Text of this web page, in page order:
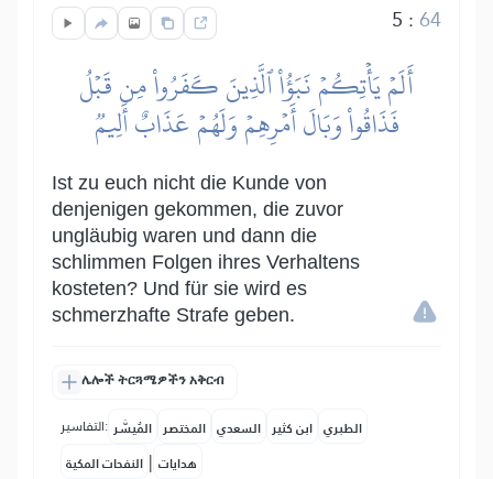
5 :64
أَلَمۡ يَأۡتِكُمۡ نَبَؤُاْ ٱلَّذِينَ كَفَرُواْ مِن قَبۡلُ
فَذَاقُواْ وَبَالَ أَمۡرِهِمۡ وَلَهُمۡ عَذَابٌ أَلِيمٞ
Ist zu euch nicht die Kunde von
denjenigen gekommen, die zuvor
ungläubig waren und dann die
schlimmen Folgen ihres Verhaltens
kosteten? Und für sie wird es
schmerzhafte Strafe geben.
ሌሎች ትርጓሜዎችን አቅርብ
التفاسير: المُيسَّر المختصر السعدي ابن كثير الطبري
النفحات المكية | هدايات